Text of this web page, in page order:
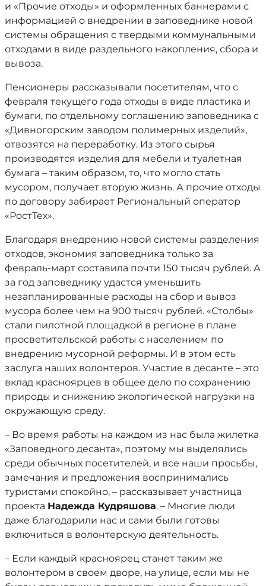
и «Прочие отходы» и оформленных баннерами с
информацией о внедрении в заповеднике новой
системы обращения с твердыми коммунальными
отходами в виде раздельного накопления, сбора и
вывоза.
Пенсионеры рассказывали посетителям, что с
февраля текущего года отходы в виде пластика и
бумаги, по отдельному соглашению заповедника с
«Дивногорским заводом полимерных изделий»,
отвозятся на переработку. Из этого сырья
производятся изделия для мебели и туалетная
бумага – таким образом, то, что могло стать
мусором, получает вторую жизнь. А прочие отходы
по договору забирает Региональный оператор
«РостТех».
Благодаря внедрению новой системы разделения
отходов, экономия заповедника только за
февраль-март составила почти 150 тысяч рублей. А
за год заповеднику удастся уменьшить
незапланированные расходы на сбор и вывоз
мусора более чем на 900 тысяч рублей. «Столбы»
стали пилотной площадкой в регионе в плане
просветительской работы с населением по
внедрению мусорной реформы. И в этом есть
заслуга наших волонтеров. Участие в десанте – это
вклад красноярцев в общее дело по сохранению
природы и снижению экологической нагрузки на
окружающую среду.
– Во время работы на каждом из нас была жилетка
«Заповедного десанта», поэтому мы выделялись
среди обычных посетителей, и все наши просьбы,
замечания и предложения воспринимались
туристами спокойно, – рассказывает участница
проекта Надежда Кудряшова. – Многие люди
даже благодарили нас и сами были готовы
включиться в волонтерскую деятельность.
– Если каждый красноярец станет таким же
волонтером в своем дворе, на улице, если мы не